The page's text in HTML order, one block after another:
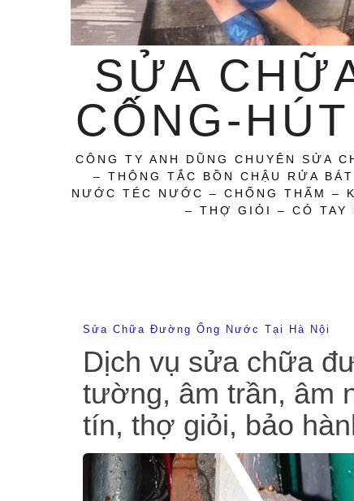
SỬA
CỐNG-
CÔNG TY ANH DŨNG CHUYÊN SỬA
– THÔNG TẮC BỒN CHẬU RỬA
NƯỚC TÉC NƯỚC – CHỐNG THẤM –
– THỢ GIỎI – CÓ
Sửa Chữa Đường Ống Nước Tại Hà Nội
Dịch vụ sửa chữa
tường, âm trần, âm
tín, thợ giỏi, bảo